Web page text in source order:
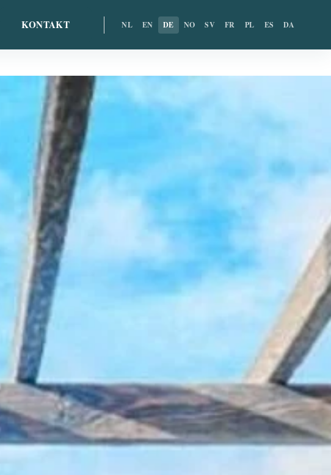
KONTAKT NL EN DE NO SV FR PL ES DA